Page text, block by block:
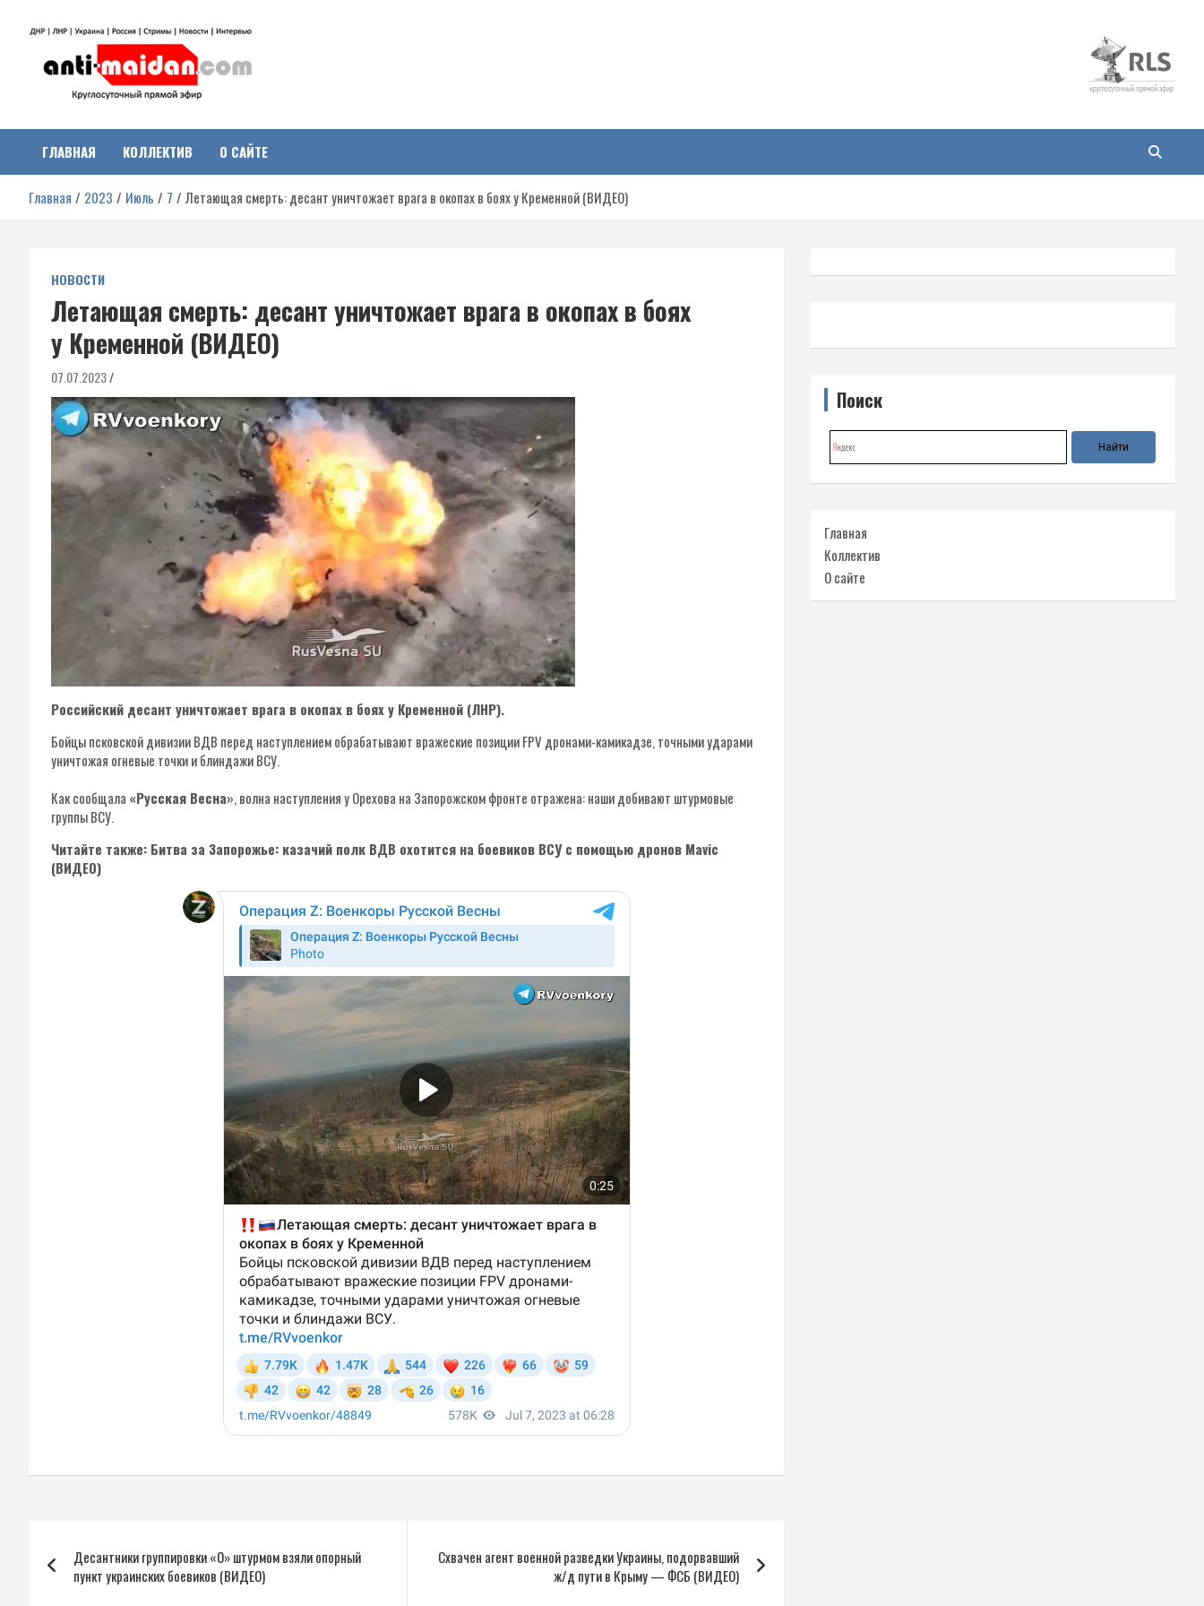
Антимайдан:
Гражданская война на
Украине
о гражданской войне на Украине, включая события в Новороссии,
ДНР, ЛНР и других регионах.
ГЛАВНАЯ КОЛЛЕКТИВ О САЙТЕ
Главная 2023 Июль 7 Летающая смерть: десант уничтожает врага в окопах в боях у Кременной (ВИДЕО)
НОВОСТИ
Летающая смерть: десант уничтожает врага в окопах в боях
у Кременной (ВИДЕО)
07.07.2023
Российский десант уничтожает врага в окопах в боях у Кременной (ЛНР).
Бойцы псковской дивизии ВДВ перед наступлением обрабатывают вражеские позиции FPV дронами-камикадзе, точными ударами
уничтожая огневые точки и блиндажи ВСУ.
Как сообщала «Русская Весна», волна наступления у Орехова на Запорожском фронте отражена: наши добивают штурмовые
группы ВСУ.
Читайте также: Битва за Запорожье: казачий полк ВДВ охотится на боевиков ВСУ с помощью дронов Mavic
(ВИДЕО)
по
Десантники группировки «О» штурмом взяли опорный
пункт украинских боевиков (ВИДЕО)
Схвачен агент военной разведки Украины, подорвавший
ж/д пути в Крыму — ФСБ (ВИДЕО)
Поиск
Главная
Коллектив
О сайте